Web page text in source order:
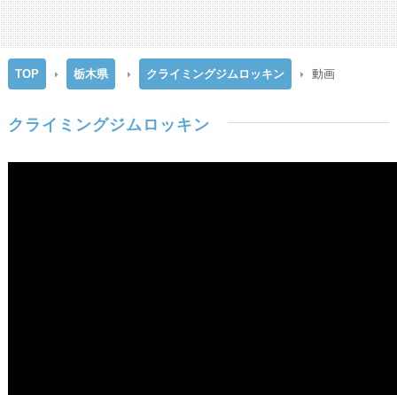
TOP 栃木県 クライミングジムロッキン 動画
クライミングジムロッキン